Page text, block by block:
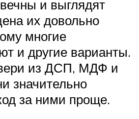
и выглядят
их довольно
многие
и другие варианты.
из ДСП, МДФ и
значительно
за ними проще.